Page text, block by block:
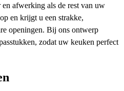
afwerking als de rest van uw
en krijgt u een strakke,
openingen. Bij ons ontwerp
zodat uw keuken perfect